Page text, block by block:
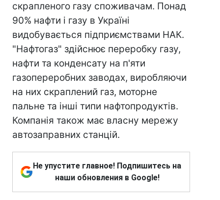
скрапленого газу споживачам. Понад
90% нафти і газу в Україні
видобувається підприємствами НАК.
"Нафтогаз" здійснює переробку газу,
нафти та конденсату на п'яти
газопереробних заводах, виробляючи
на них скраплений газ, моторне
пальне та інші типи нафтопродуктів.
Компанія також має власну мережу
автозаправних станцій.
Не упустите главное! Подпишитесь на
наши обновления в Google!